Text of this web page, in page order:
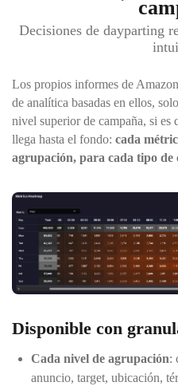
Decisiones de dayparting
Los propios informes de
de analítica basadas en ellos,
nivel superior de campaña, si
llega hasta el fondo: cada
agrupación, para cada tipo de
Disponible con
Cada nivel de agrupación:
anuncio, target, ubicación,